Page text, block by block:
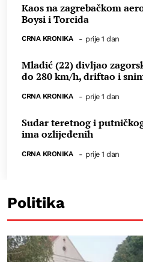
Kaos na zagrebačkom
Boysi i Torcida
CRNA KRONIKA - prije 1 dan
Mladić (22) divljao
do 280 km/h, driftao i
CRNA KRONIKA - prije 1 dan
Sudar teretnog i
ima ozlijeđenih
CRNA KRONIKA - prije 1 dan
Politika